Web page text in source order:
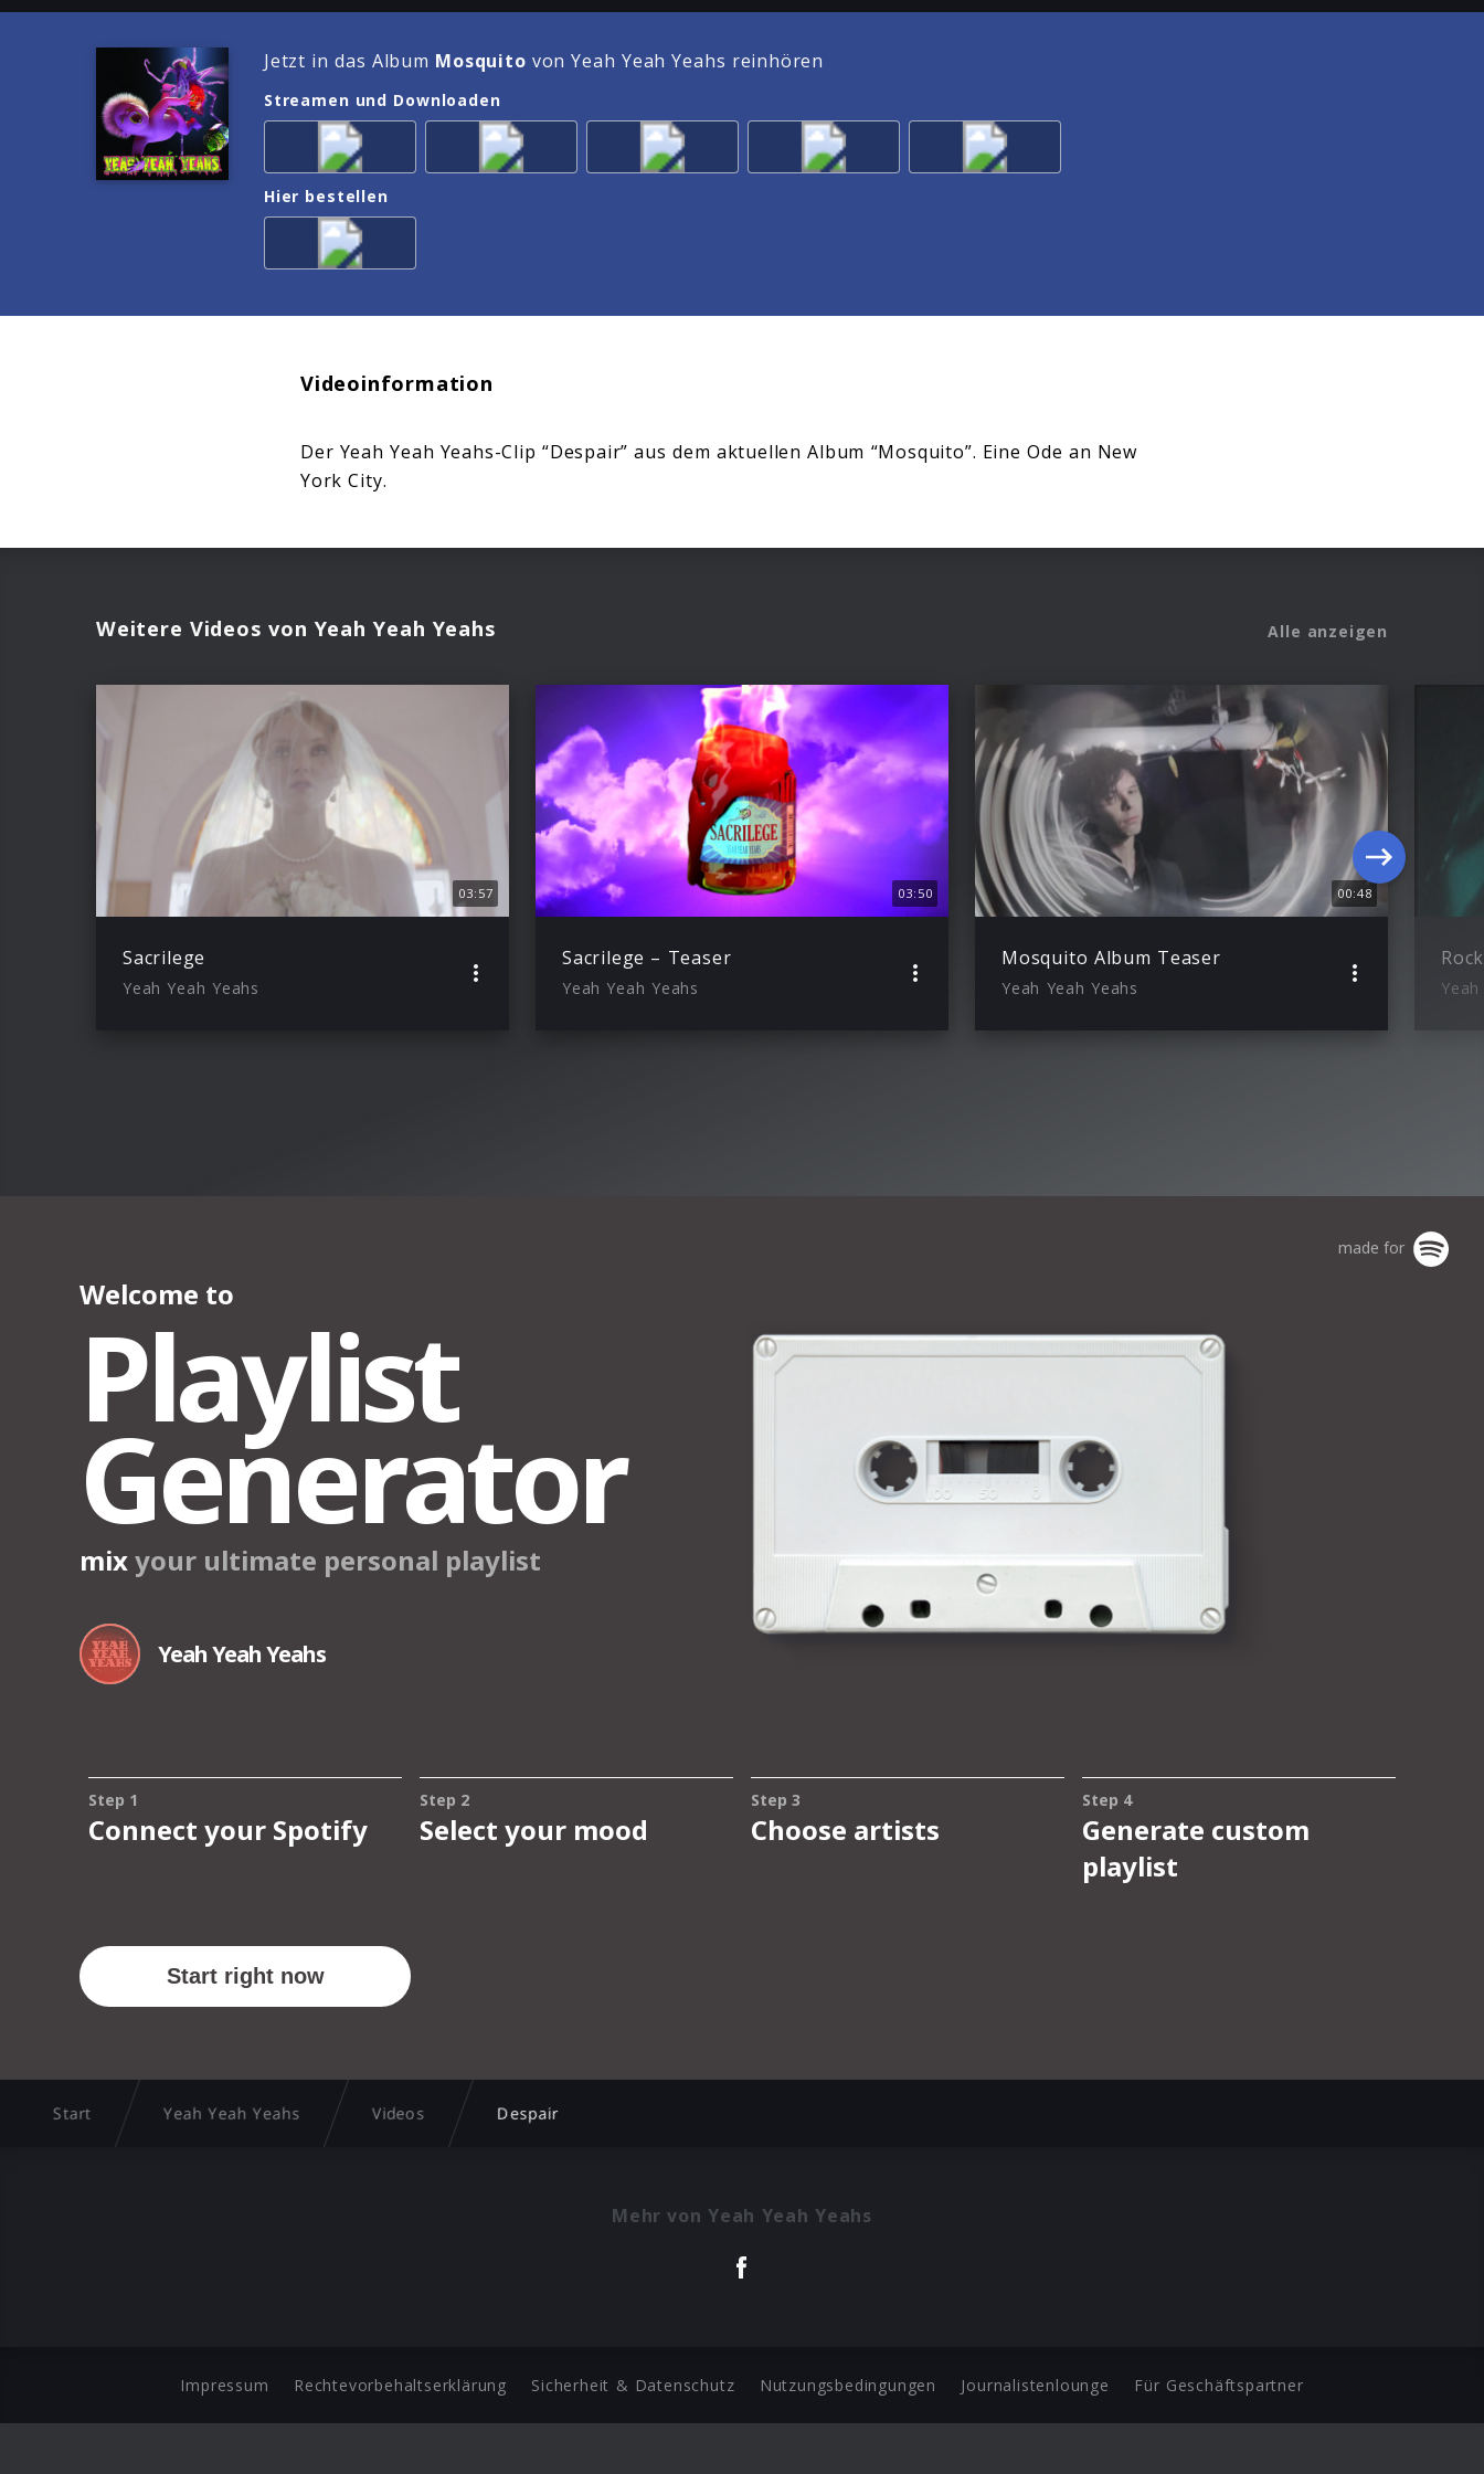
Jetzt in das Album Mosquito von Yeah Yeah Yeahs reinhören
Streamen und Downloaden
Hier bestellen
Videoinformation
Der Yeah Yeah Yeahs-Clip “Despair” aus dem aktuellen Album “Mosquito”. Eine Ode an New
York City.
Weitere Videos von Yeah Yeah Yeahs Alle anzeigen
03:57
Sacrilege
Yeah Yeah Yeahs
03:50
Sacrilege – Teaser
Yeah Yeah Yeahs
00:48
Mosquito Album Teaser
Yeah Yeah Yeahs
Start Yeah Yeah Yeahs Videos Despair
Mehr von Yeah Yeah Yeahs
Impressum Rechtevorbehaltserklärung Sicherheit & Datenschutz Nutzungsbedingungen Journalistenlounge Für Geschäftspartner